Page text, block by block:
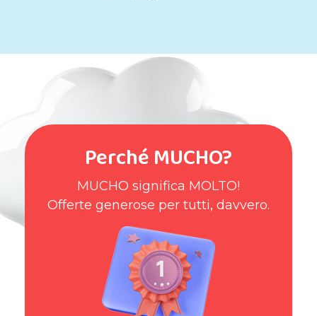
Perché MUCHO?
MUCHO significa MOLTO!
Offerte generose per tutti, davvero.